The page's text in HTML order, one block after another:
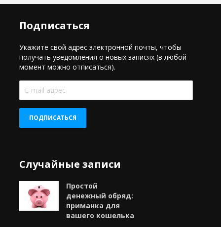
Подписаться
Укажите свой адрес электронной почты, чтобы
получать уведомления о новых записях (в любой
момент можно отписаться).
E-
mail
ПОДПИСАТЬСЯ
Случайные записи
Простой
денежный обряд:
приманка для
вашего кошелька